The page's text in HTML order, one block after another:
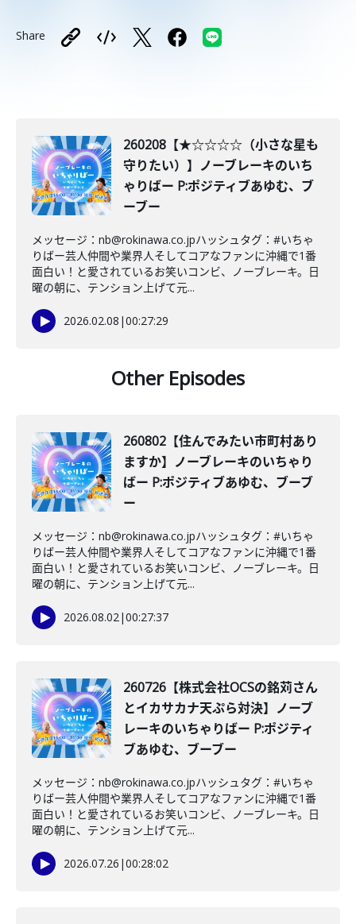
Share
260208【★☆☆☆☆（小さな星も
守りたい）】ノーブレーキのいち
ゃりばー P:ポジティブあゆむ、ブ
ーブー
メッセージ：nb@rokinawa.co.jpハッシュタグ：#いちゃ
りばー芸人仲間や業界人そしてコアなファンに沖縄で1番
面白い！と愛されているお笑いコンビ、ノーブレーキ。日
曜の朝に、テンション上げて元...
2026.02.08 |00:27:29
Other Episodes
260802【住んでみたい市町村あり
ますか】ノーブレーキのいちゃり
ばー P:ポジティブあゆむ、ブーブ
ー
メッセージ：nb@rokinawa.co.jpハッシュタグ：#いちゃ
りばー芸人仲間や業界人そしてコアなファンに沖縄で1番
面白い！と愛されているお笑いコンビ、ノーブレーキ。日
曜の朝に、テンション上げて元...
2026.08.02|00:27:37
260726【株式会社OCSの銘苅さん
とイカサカナ天ぷら対決】ノーブ
レーキのいちゃりばー P:ポジティ
ブあゆむ、ブーブー
メッセージ：nb@rokinawa.co.jpハッシュタグ：#いちゃ
りばー芸人仲間や業界人そしてコアなファンに沖縄で1番
面白い！と愛されているお笑いコンビ、ノーブレーキ。日
曜の朝に、テンション上げて元...
2026.07.26 |00:28:02